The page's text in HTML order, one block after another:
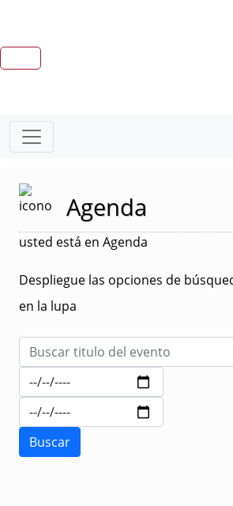
Agenda
usted está en Agenda
Despliegue las opciones de
en la lupa